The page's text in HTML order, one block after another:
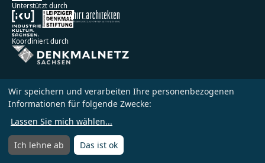
Menü öffnen
Unterstützt durch
Koordiniert durch
Impressum
Datenschutz
Wir speichern und verarbeiten Ihre personenbezogenen
Informationen für folgende Zwecke:
Lassen Sie mich wählen...
Ich lehne ab Das ist ok